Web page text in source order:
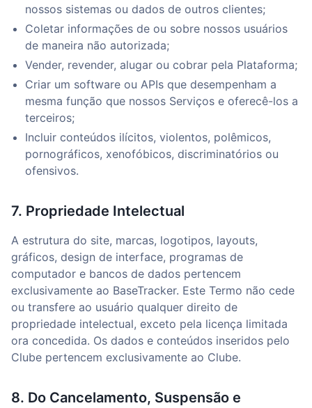
nossos sistemas ou dados de outros clientes;
Coletar informações de ou sobre nossos usuários
de maneira não autorizada;
Vender, revender, alugar ou cobrar pela Plataforma;
Criar um software ou APIs que desempenham a
mesma função que nossos Serviços e oferecê-los a
terceiros;
Incluir conteúdos ilícitos, violentos, polêmicos,
pornográficos, xenofóbicos, discriminatórios ou
ofensivos.
7. Propriedade Intelectual
A estrutura do site, marcas, logotipos, layouts,
gráficos, design de interface, programas de
computador e bancos de dados pertencem
exclusivamente ao BaseTracker. Este Termo não cede
ou transfere ao usuário qualquer direito de
propriedade intelectual, exceto pela licença limitada
ora concedida. Os dados e conteúdos inseridos pelo
Clube pertencem exclusivamente ao Clube.
8. Do Cancelamento, Suspensão e